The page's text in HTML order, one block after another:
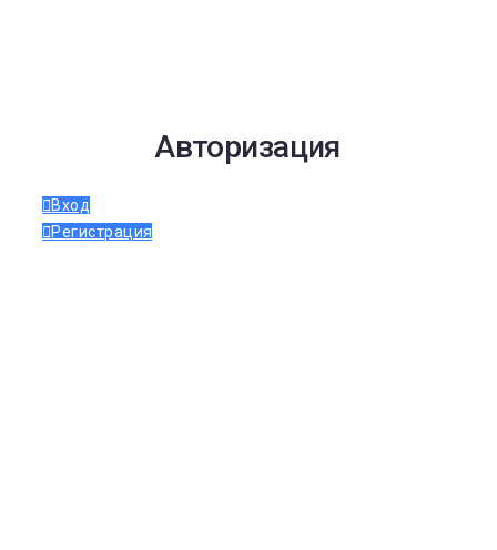
Авторизация
Вход
Регистрация